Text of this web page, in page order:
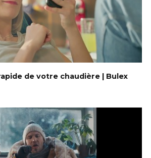
de votre chaudière | Bulex